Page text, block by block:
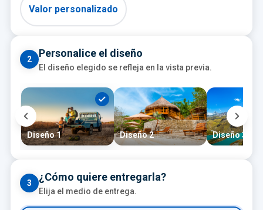
Valor personalizado
2 Personalice el diseño
El diseño elegido se refleja en la vista previa.
Diseño 1 Diseño 2 Diseño 3
3 ¿Cómo quiere entregarla?
Elija el medio de entrega.